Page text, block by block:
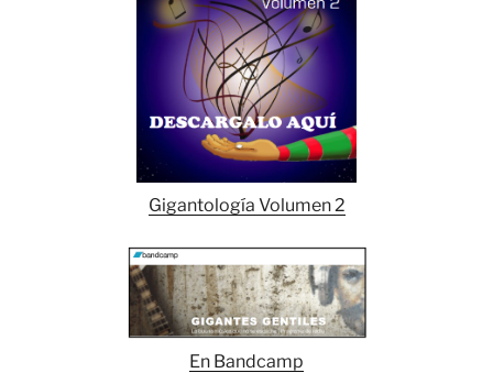
Gigantología Volumen 2
En Bandcamp